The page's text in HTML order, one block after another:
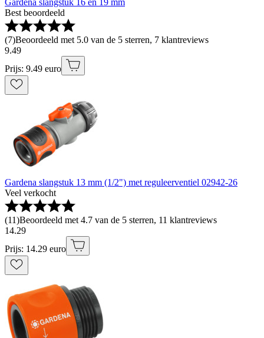
Gardena slangstuk 16 en 19 mm
Best beoordeeld
(7)Beoordeeld met 5.0 van de 5 sterren, 7 klantreviews
9.49
Prijs: 9.49 euro
Gardena slangstuk 13 mm (1/2") met reguleerventiel 02942-26
Veel verkocht
(11)Beoordeeld met 4.7 van de 5 sterren, 11 klantreviews
14.29
Prijs: 14.29 euro